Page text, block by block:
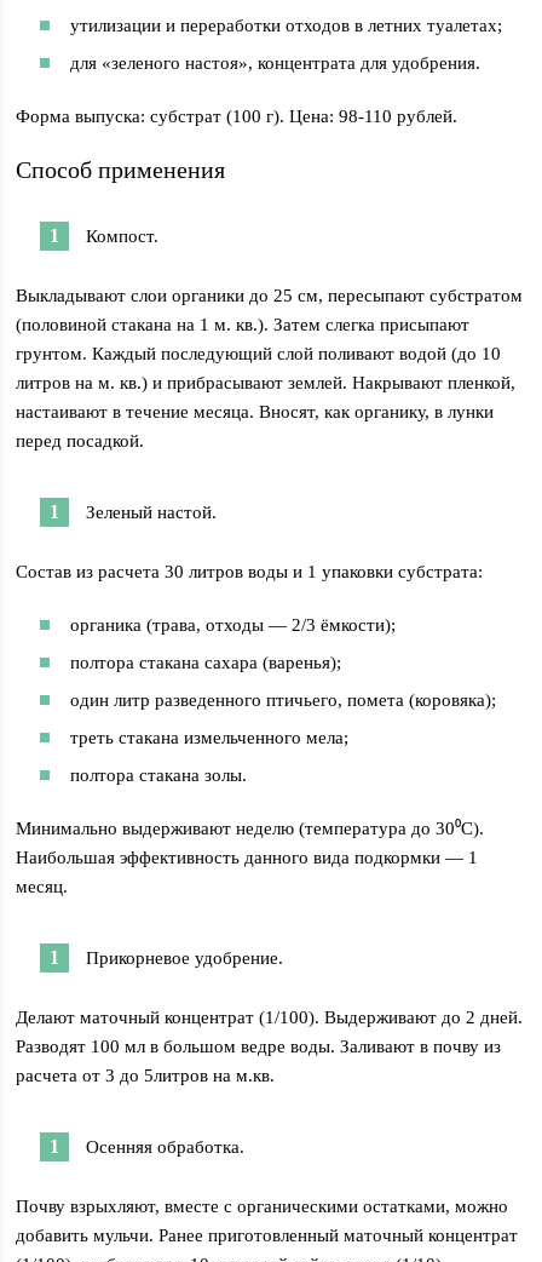
утилизации и переработки отходов в летних туалетах;
для «зеленого настоя», концентрата для удобрения.
Форма выпуска: субстрат (100 г). Цена: 98-110 рублей.
Способ применения
Компост.
Выкладывают слои органики до 25 см, пересыпают субстратом
(половиной стакана на 1 м. кв.). Затем слегка присыпают
грунтом. Каждый последующий слой поливают водой (до 10
литров на м. кв.) и прибрасывают землей. Накрывают пленкой,
настаивают в течение месяца. Вносят, как органику, в лунки
перед посадкой.
Зеленый настой.
Состав из расчета 30 литров воды и 1 упаковки субстрата:
органика (трава, отходы — 2/3 ёмкости);
полтора стакана сахара (варенья);
один литр разведенного птичьего, помета (коровяка);
треть стакана измельченного мела;
полтора стакана золы.
Минимально выдерживают неделю (температура до 30⁰С).
Наибольшая эффективность данного вида подкормки — 1
месяц.
Прикорневое удобрение.
Делают маточный концентрат (1/100). Выдерживают до 2 дней.
Разводят 100 мл в большом ведре воды. Заливают в почву из
расчета от 3 до 5литров на м.кв.
Осенняя обработка.
Почву взрыхляют, вместе с органическими остатками, можно
добавить мульчи. Ранее приготовленный маточный концентрат